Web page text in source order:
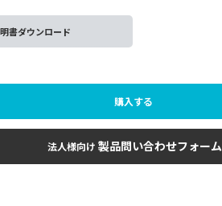
書ダウンロード
購入する
法人様向け 製品問い合わせフォーム